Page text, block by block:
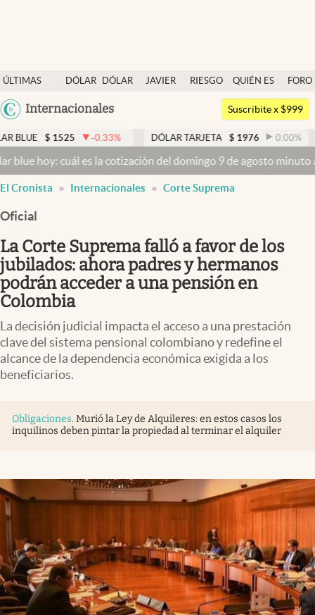
ÚLTIMAS
NOTICIAS
DÓLAR
DÓLAR
JAVIER
RIESGO
QUIÉN ES
QUIÉN
FORO
Argentina
México
Internacionales
Dólar
Members
Economía y Política
Finanzas y Mercados
Mercados Online
Negocios
Columnistas
Otras secciones
Apertura
Infotechnology
Clase
Clima
Eventos Corporativos
Mediakit
abre en nueva pestaña
Suscribite x $999
-0.33% DÓLAR TARJETA $ 1976 0.00 % DÓLAR
es la cotización del domingo 9 de agosto minuto a minuto
El Cronista Internacionales Corte Suprema
Oficial
La Corte Suprema falló a favor de los
jubilados: ahora padres y hermanos
podrán acceder a una pensión en
Colombia
La decisión judicial impacta el acceso a una prestación
clave del sistema pensional colombiano y redefine el
alcance de la dependencia económica exigida a los
beneficiarios.
Obligaciones. Murió la Ley de Alquileres: en estos casos los
inquilinos deben pintar la propiedad al terminar el alquiler